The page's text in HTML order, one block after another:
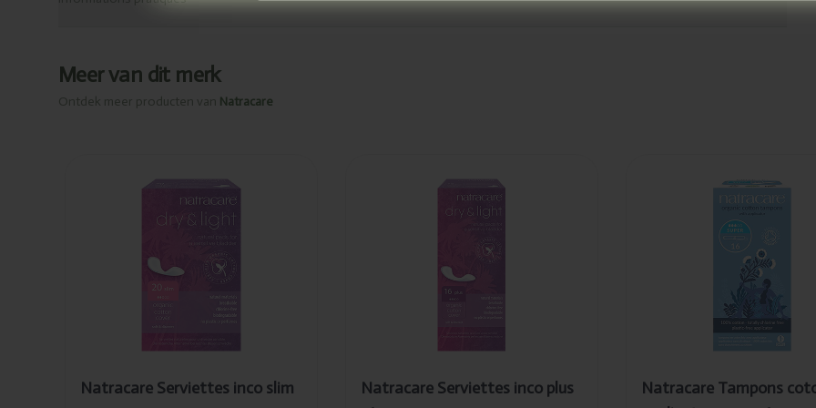
Meer van dit merk
Ontdek meer producten van Natracare
Serviettes
inco slim 20pc
Natracare Serviettes inco slim
Natracare Serviettes inco plus
Natracare Tampons